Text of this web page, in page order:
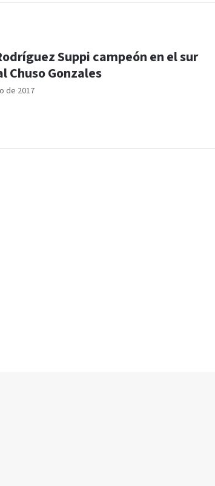
de 2017
Suppi campeón en el sur
Chuso Gonzales